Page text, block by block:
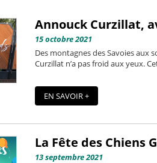
Annouck Curzillat,
15 octobre 2021
Des montagnes des Savoies aux
Curzillat n’a pas froid aux yeux.
EN SAVOIR +
La Fête des Chiens
13 septembre 2021